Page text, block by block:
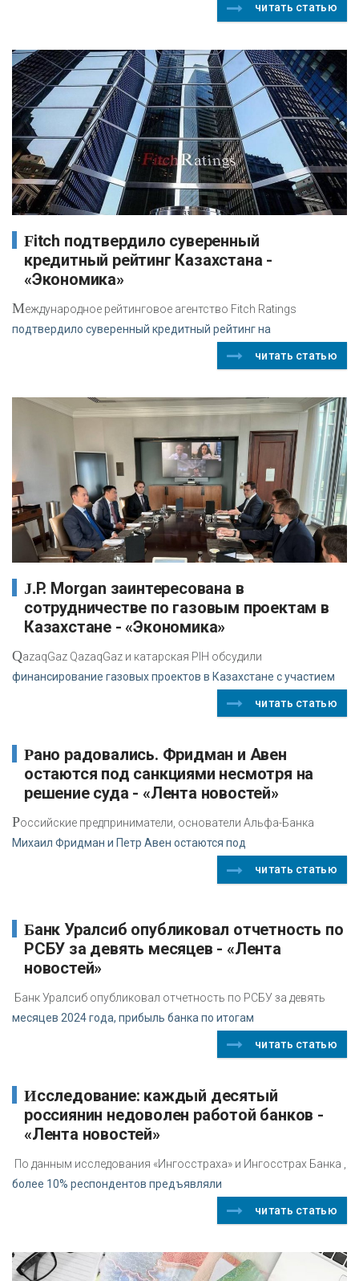
читать статью
Fitch подтвердило суверенный
кредитный рейтинг Казахстана -
«Экономика»
Международное рейтинговое агентство Fitch Ratings
подтвердило суверенный кредитный рейтинг на
читать статью
J.P. Morgan заинтересована в
сотрудничестве по газовым проектам в
Казахстане - «Экономика»
QazaqGaz QazaqGaz и катарская PIH обсудили
финансирование газовых проектов в Казахстане с участием
читать статью
Рано радовались. Фридман и Авен
остаются под санкциями несмотря на
решение суда - «Лента новостей»
Российские предприниматели, основатели Альфа-Банка
Михаил Фридман и Петр Авен остаются под
читать статью
Банк Уралсиб опубликовал отчетность по
РСБУ за девять месяцев - «Лента
новостей»
Банк Уралсиб опубликовал отчетность по РСБУ за девять
месяцев 2024 года, прибыль банка по итогам
читать статью
Исследование: каждый десятый
россиянин недоволен работой банков -
«Лента новостей»
По данным исследования «Ингосстраха» и Ингосстрах Банка ,
более 10% респондентов предъявляли
читать статью